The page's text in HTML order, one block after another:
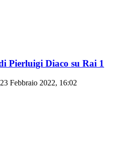
Pierluigi Diaco su Rai 1
23 Febbraio 2022, 16:02